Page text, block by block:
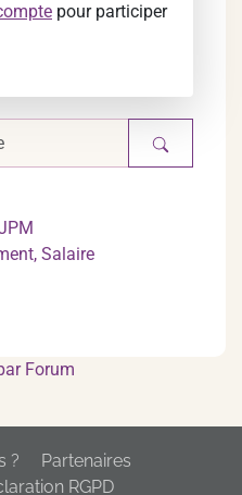
pour participer
Salaire
Forum
?
Partenaires
RGPD